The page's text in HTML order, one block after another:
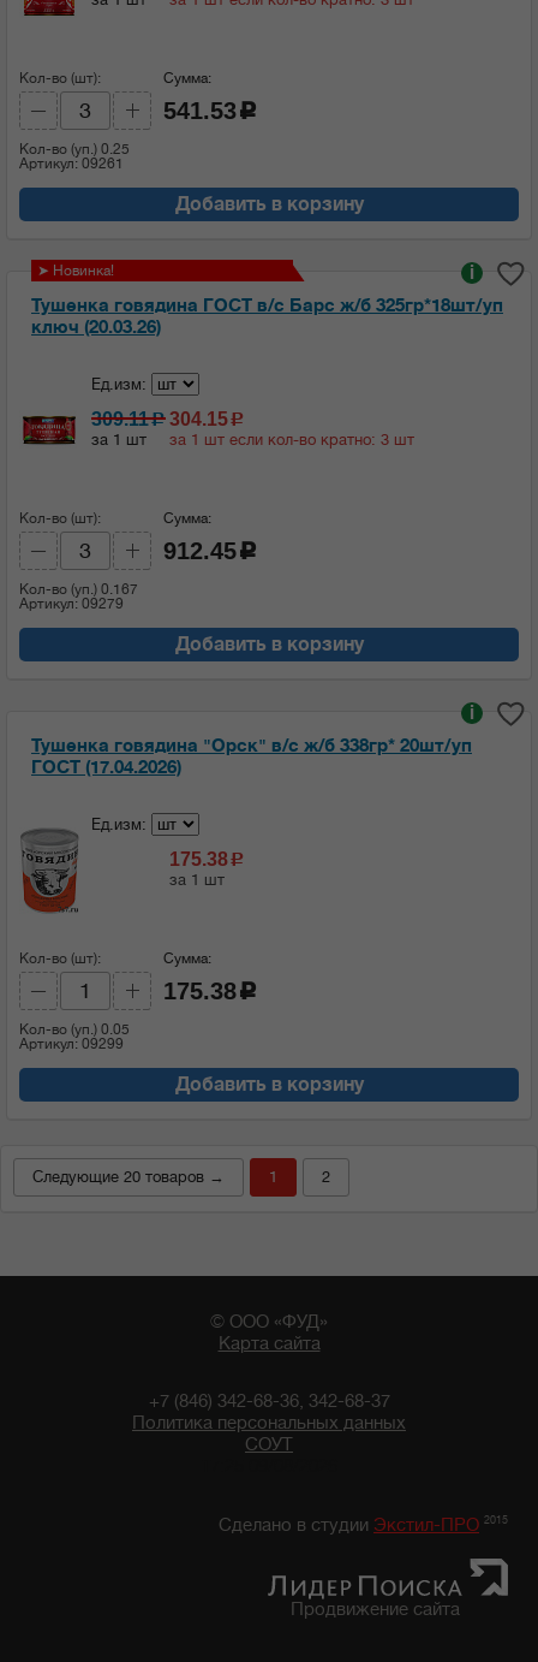
Кол-во (шт):
Кол-во (уп.) 0.25
Артикул: 09261
Сумма:
541.53 c
Добавить в корзину
➤ Новинка!
Тушенка говядина ГОСТ в/с Барс ж/б 325гр*18шт/уп
ключ (20.03.26)
i
Ед.изм:
309.11c
за 1 шт
304.15c
за 1 шт если кол-во кратно: 3 шт
Кол-во (шт):
Кол-во (уп.) 0.167
Артикул: 09279
Сумма:
912.45 c
Добавить в корзину
Тушенка говядина "Орск" в/с ж/б 338гр* 20шт/уп
ГОСТ (17.04.2026)
i
Ед.изм:
175.38c
за 1 шт
Кол-во (шт):
Кол-во (уп.) 0.05
Артикул: 09299
Сумма:
175.38 c
Добавить в корзину
Следующие 20 товаров → 1 2
© ООО «ФУД»
Карта сайта
+7 (846) 342-68-36, 342-68-37
Политика персональных данных
СОУТ
Сделано в студии Экстил-ПРО 2015
Продвижение сайта